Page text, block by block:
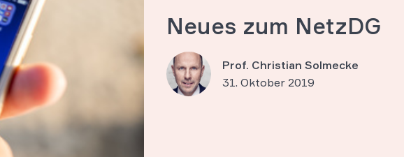
Neues zum NetzDG
Prof. Christian Solmecke
31. Oktober 2019